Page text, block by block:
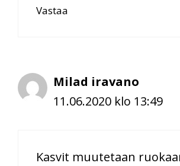
Vastaa
Milad iravano
11.06.2020 klo 13:49
Kasvit muutetaan